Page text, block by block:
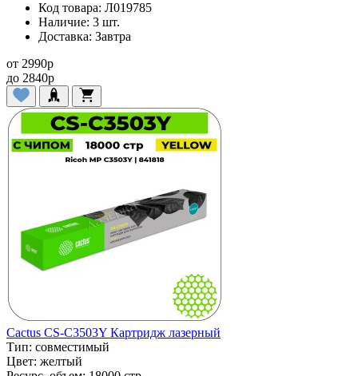
Код товара: Л019785
Наличие: 3 шт.
Доставка: Завтра
от 2990p
до 2840p
Cactus CS-C3503Y Картридж лазерный
Тип: совместимый
Цвет: желтый